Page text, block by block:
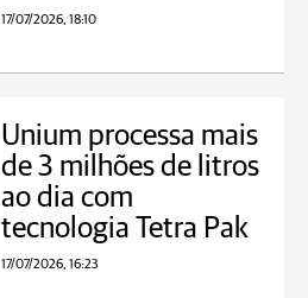
17/07/2026, 18:10
Unium processa mais
de 3 milhões de litros
ao dia com
tecnologia Tetra Pak
17/07/2026, 16:23